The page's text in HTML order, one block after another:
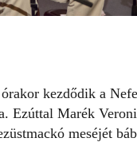
kezdődik a
Ezúttal Marék
meséjét